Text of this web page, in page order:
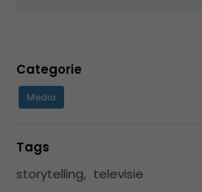
Categorie
Media
Tags
storytelling, televisie